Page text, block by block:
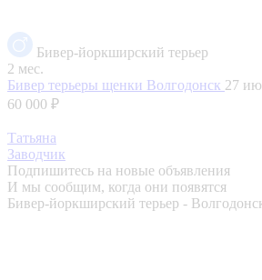
Бивер-йоркширский терьер
2 мес.
Бивер терьеры щенки Волгодонск 27
60 000 ₽
Татьяна
Заводчик
Подпишитесь на новые объявления
И мы сообщим, когда они появятся
Бивер-йоркширский терьер -